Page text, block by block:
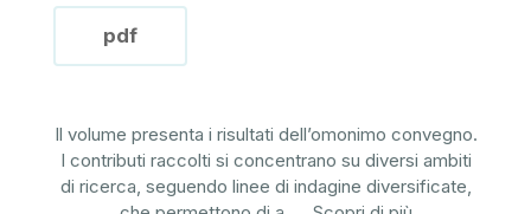
pdf
Il volume presenta i risultati dell’omonimo convegno.
I contributi raccolti si concentrano su diversi ambiti
di ricerca, seguendo linee di indagine diversificate,